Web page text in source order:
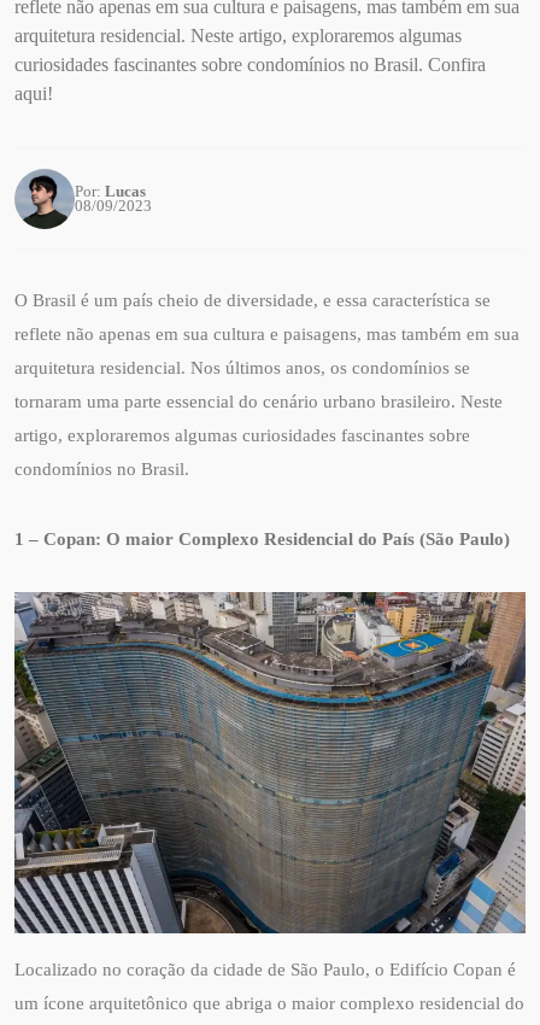
reflete não apenas em sua cultura e paisagens, mas também em sua
arquitetura residencial. Neste artigo, exploraremos algumas
curiosidades fascinantes sobre condomínios no Brasil. Confira
aqui!
Por: Lucas
08/09/2023
O Brasil é um país cheio de diversidade, e essa característica se
reflete não apenas em sua cultura e paisagens, mas também em sua
arquitetura residencial. Nos últimos anos, os condomínios se
tornaram uma parte essencial do cenário urbano brasileiro. Neste
artigo, exploraremos algumas curiosidades fascinantes sobre
condomínios no Brasil.
1 – Copan: O maior Complexo Residencial do País (São Paulo)
Localizado no coração da cidade de São Paulo, o Edifício Copan é
um ícone arquitetônico que abriga o maior complexo residencial do